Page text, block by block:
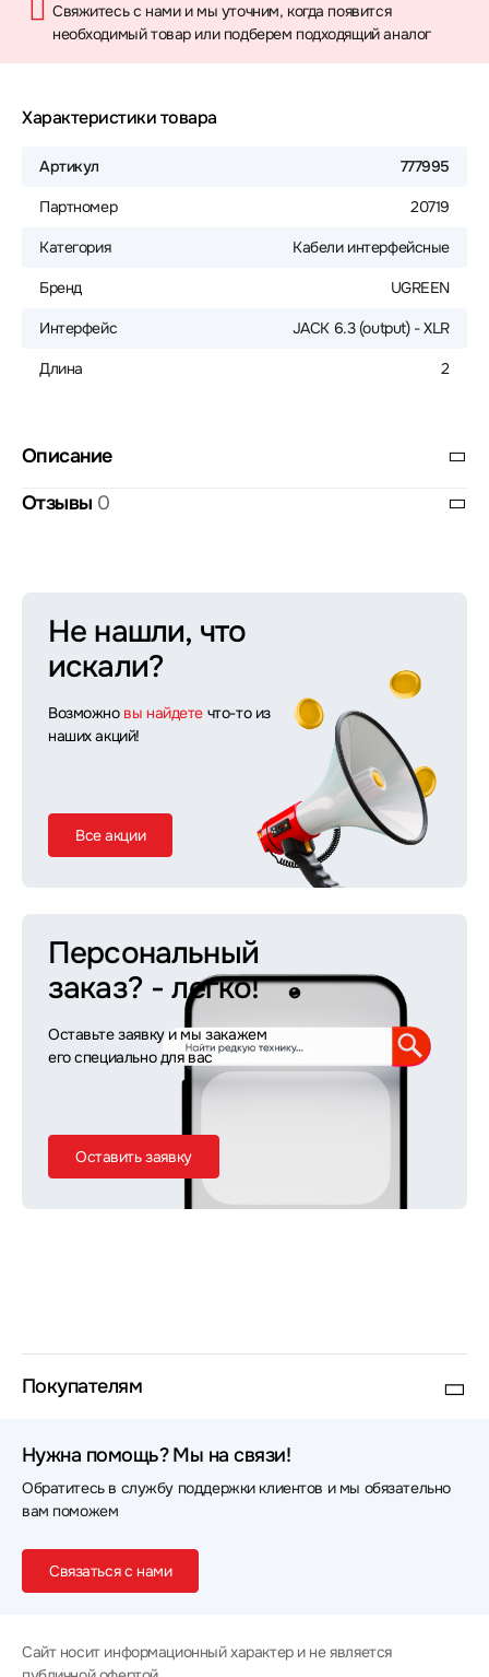
Свяжитесь с нами и мы уточним, когда появится
необходимый товар или подберем подходящий аналог
Характеристики товара
Артикул 777995
Партномер 20719
Категория Кабели интерфейсные
Бренд UGREEN
Интерфейс JACK 6.3 (output) - XLR
Длина 2
Описание
Отзывы 0
Не нашли, что
искали?
Возможно вы найдете что-то из
наших акций!
Все акции
Персональный
заказ? - легко!
Оставьте заявку и мы закажем
его специально для вас
Оставить заявку
Покупателям
Нужна помощь? Мы на связи!
Обратитесь в службу поддержки клиентов и мы обязательно
вам поможем
Связаться с нами
Сайт носит информационный характер и не является